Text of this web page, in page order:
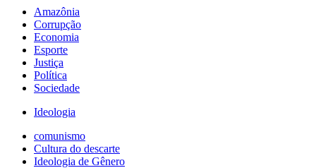
Amazônia
Corrupção
Economia
Esporte
Justiça
Política
Sociedade
Ideologia
comunismo
Cultura do descarte
Ideologia de Gênero